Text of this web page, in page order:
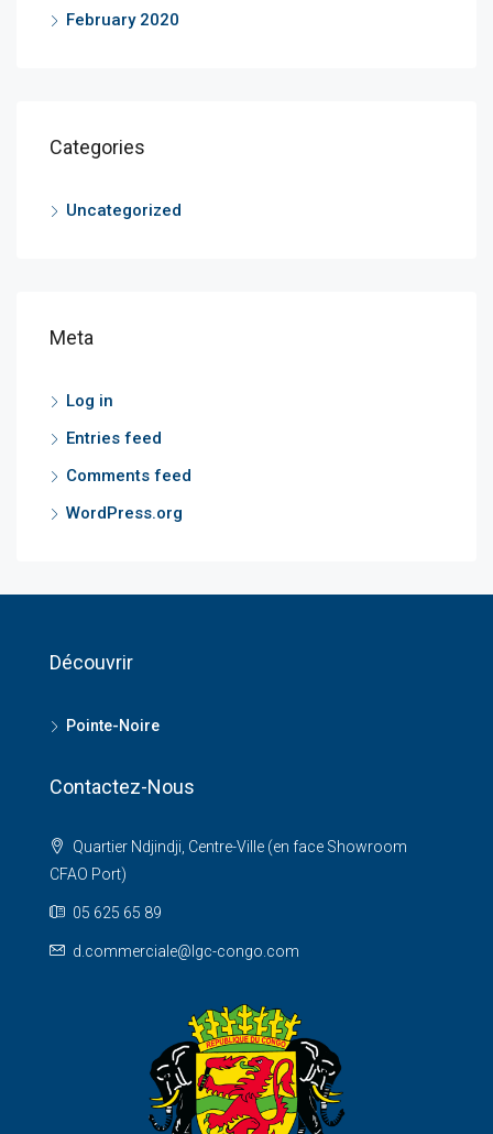
February 2020
Categories
Uncategorized
Meta
Log in
Entries feed
Comments feed
WordPress.org
Découvrir
Pointe-Noire
Contactez-Nous
Quartier Ndjindji, Centre-Ville (en face Showroom
CFAO Port)
05 625 65 89
d.commerciale@lgc-congo.com